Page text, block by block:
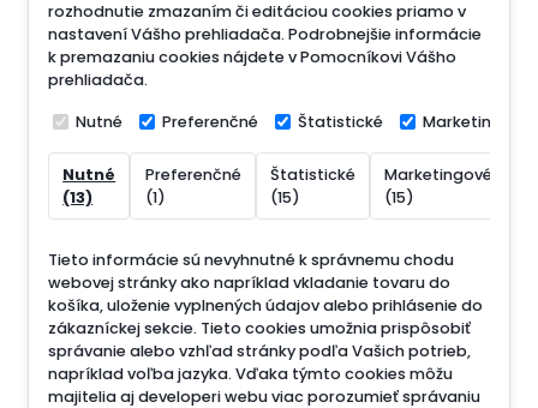
rozhodnutie zmazaním či editáciou cookies priamo v
nastavení Vášho prehliadača. Podrobnejšie informácie
k premazaniu cookies nájdete v Pomocníkovi Vášho
prehliadača.
Nutné Preferenčné Štatistické Marketingové
Nutné
(13)
Preferenčné
(1)
Štatistické
(15)
Marketingové
(15)
Tieto informácie sú nevyhnutné k správnemu chodu
webovej stránky ako napríklad vkladanie tovaru do
košíka, uloženie vyplnených údajov alebo prihlásenie do
zákazníckej sekcie. Tieto cookies umožnia prispôsobiť
správanie alebo vzhľad stránky podľa Vašich potrieb,
napríklad voľba jazyka. Vďaka týmto cookies môžu
majitelia aj developeri webu viac porozumieť správaniu